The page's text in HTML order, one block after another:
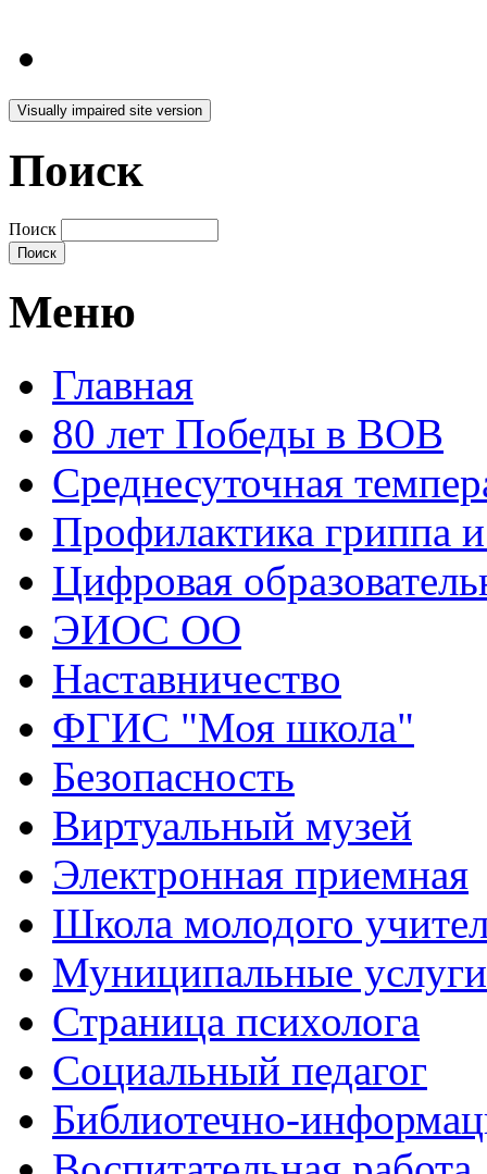
Поиск
Поиск
Меню
Главная
80 лет Победы в ВОВ
Среднесуточная
Профилактика гриппа
Цифровая
ЭИОС ОО
Наставничество
ФГИС "Моя школа"
Безопасность
Виртуальный музей
Электронная приемная
Школа молодого
Муниципальные услуги
Страница психолога
Социальный педагог
Библиотечно-